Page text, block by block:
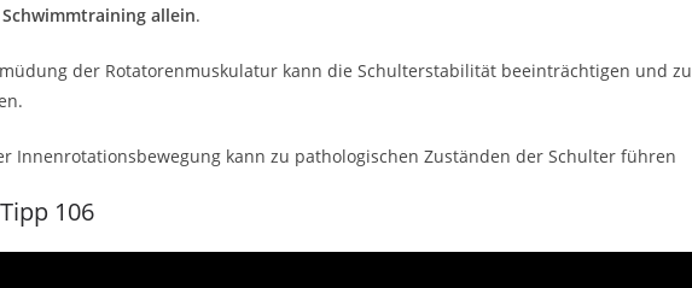
allein.
der Rotatorenmuskulatur kann die Schulterstabilität beeinträchtigen und zu
Innenrotationsbewegung kann zu pathologischen Zuständen der Schulter führen
106